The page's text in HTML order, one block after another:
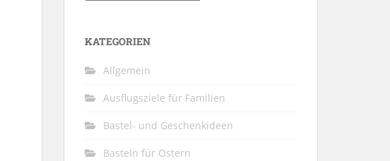
KATEGORIEN
Allgemein
Ausflugsziele für Familien
Bastel- und Geschenkideen
Basteln für Ostern